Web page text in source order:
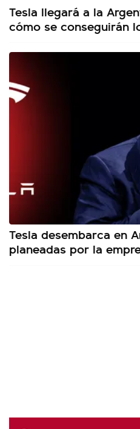
Tesla llegará a la
cómo se conseguirán
Tesla desembarca en
planeadas por la